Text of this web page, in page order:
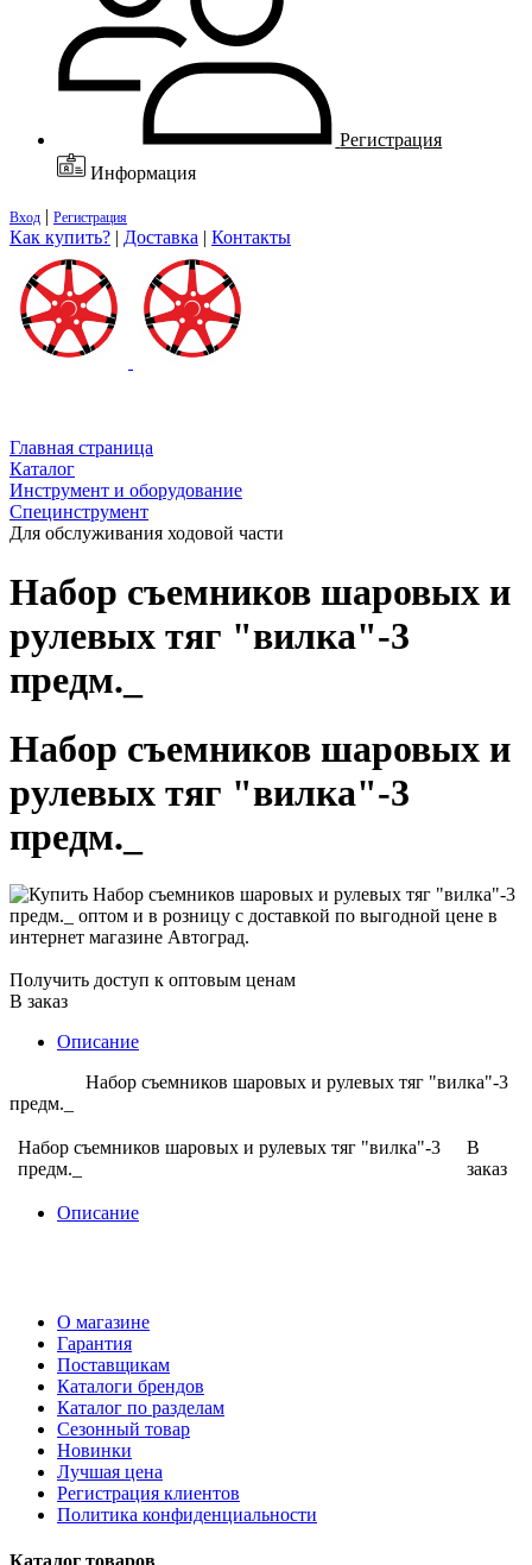
Регистрация
Информация
Вход | Регистрация
Как купить? | Доставка | Контакты
Главная страница
Каталог
Инструмент и оборудование
Специнструмент
Для обслуживания ходовой части
Набор съемников шаровых и
рулевых тяг "вилка"-3
предм._
Набор съемников шаровых и
рулевых тяг "вилка"-3
предм._
Получить доступ к оптовым ценам
В заказ
Описание
Набор съемников шаровых и рулевых тяг "вилка"-3
предм._
Набор съемников шаровых и рулевых тяг "вилка"-3
предм._
В
заказ
Описание
О магазине
Гарантия
Поставщикам
Каталоги брендов
Каталог по разделам
Сезонный товар
Новинки
Лучшая цена
Регистрация клиентов
Политика конфиденциальности
Каталог товаров